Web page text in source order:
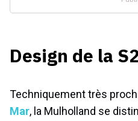
Design de la
Techniquement très
Mar, la Mulholland se